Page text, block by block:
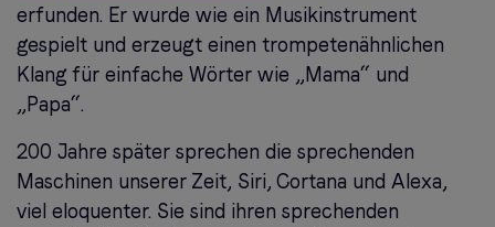
erfunden. Er wurde wie ein Musikinstrument
gespielt und erzeugt einen trompetenähnlichen
Klang für einfache Wörter wie „Mama“ und
„Papa“.
200 Jahre später sprechen die sprechenden
Maschinen unserer Zeit, Siri, Cortana und Alexa,
viel eloquenter. Sie sind ihren sprechenden